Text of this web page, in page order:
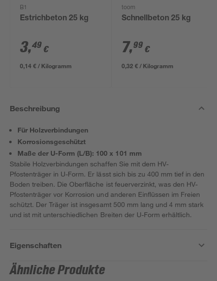
B1
Estrichbeton 25 kg
3,49 €
0,14 € / Kilogramm
toom
Schnellbeton 25 kg
7,99 €
0,32 € / Kilogramm
Beschreibung
Für Holzverbindungen
Korrosionsgeschützt
Maße der U-Form (L/B): 100 x 101 mm
Stabile Holzverbindungen schaffen Sie mit dem HV-
Pfostenträger in U-Form. Er lässt sich bis zu 400 mm tief in den
Boden treiben. Die Oberfläche ist feuerverzinkt, was den HV-
Pfostenträger vor Korrosion und anderen Einflüssen im Freien
schützt. Der Träger ist insgesamt 500 mm lang und 4 mm stark
und ist mit unterschiedlichen Breiten der U-Form erhältlich.
Eigenschaften
Ähnliche Produkte